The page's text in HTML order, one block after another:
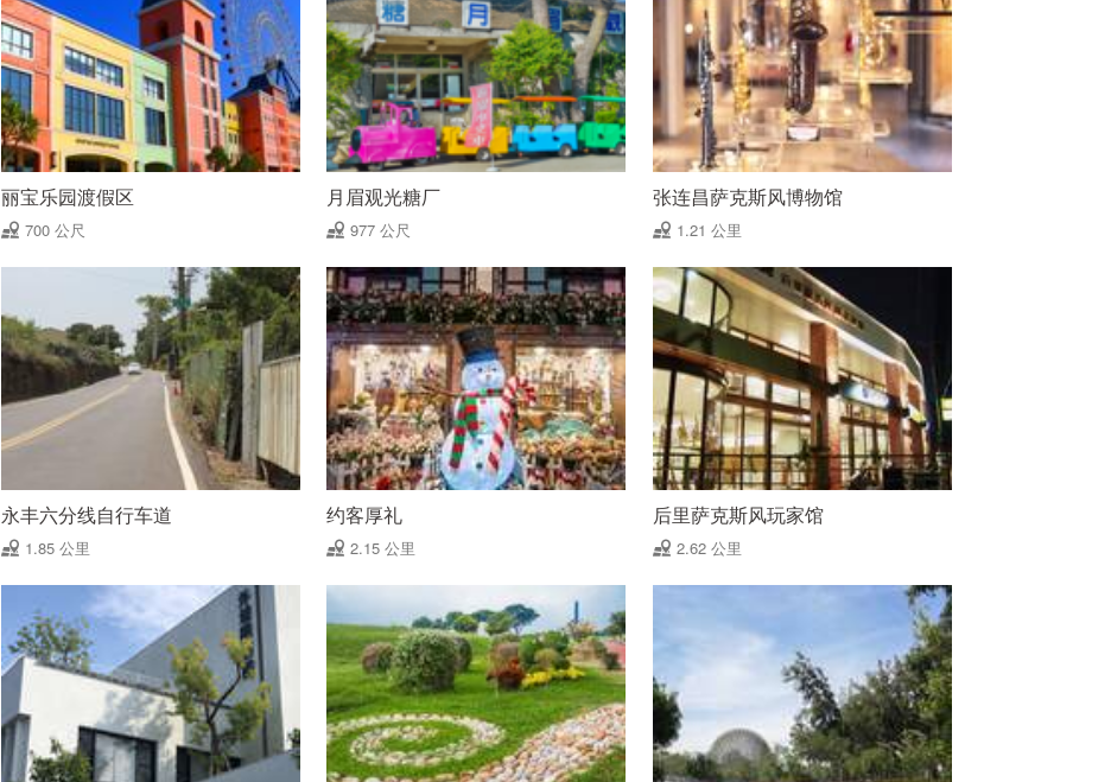
丽宝乐园渡假区
700 公尺
月眉观光糖厂
977 公尺
张连昌萨克斯风博物馆
1.21 公里
永丰六分线自行车道
1.85 公里
约客厚礼
2.15 公里
后里萨克斯风玩家馆
2.62 公里